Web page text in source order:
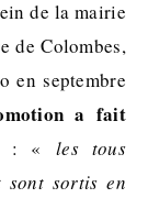
de la mairie
de Colombes,
en septembre
a fait
: « les tous
sont sortis en